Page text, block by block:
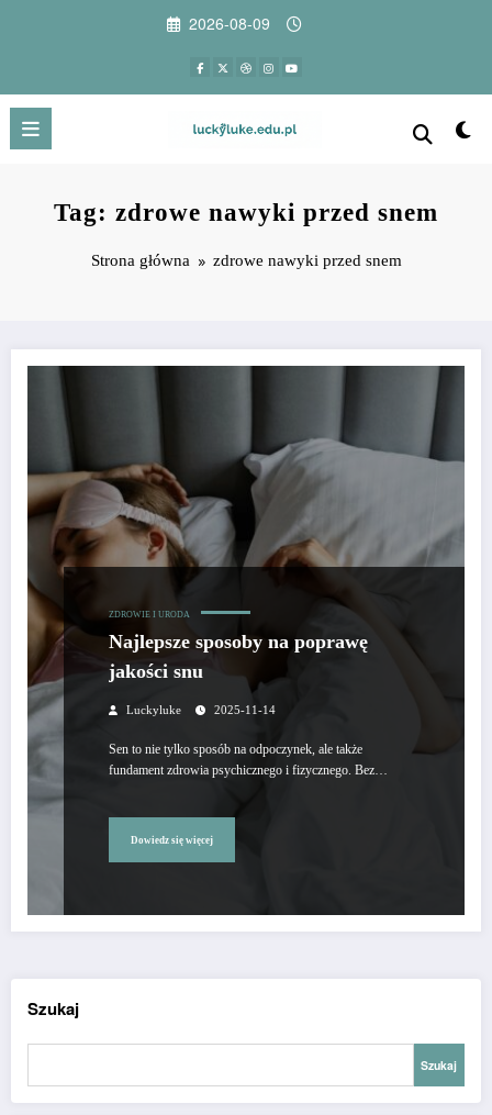
2026-08-09
Tag: zdrowe nawyki przed snem
Strona główna zdrowe nawyki przed snem
ZDROWIE I URODA
Najlepsze sposoby na poprawę
jakości snu
Luckyluke 2025-11-14
Sen to nie tylko sposób na odpoczynek, ale także
fundament zdrowia psychicznego i fizycznego. Bez…
Dowiedz się więcej
Szukaj
Szukaj